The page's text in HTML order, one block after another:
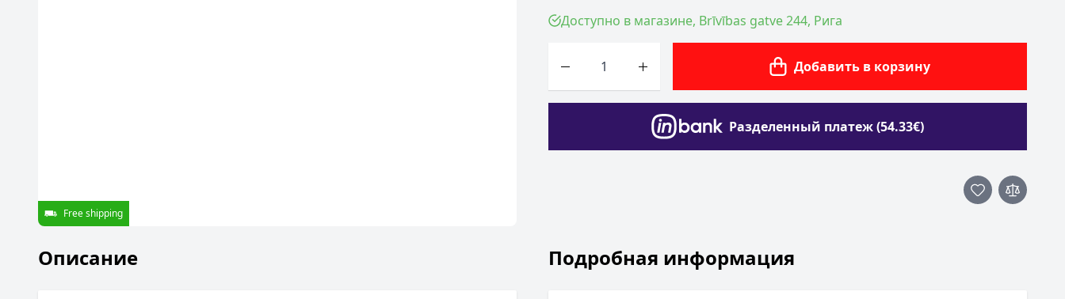
Free shipping
Доступно в магазине, Brīvības gatve 244, Рига
Добавить в корзину
Разделенный платеж (54.33€)
Описание Подробная информация